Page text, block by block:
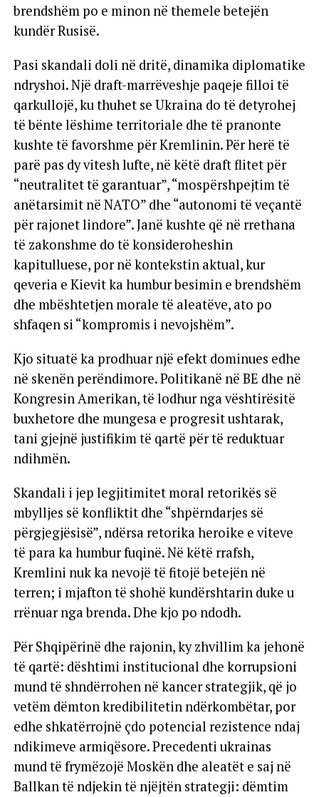
brendshëm po e minon në themele betejën
kundër Rusisë.
Pasi skandali doli në dritë, dinamika diplomatike
ndryshoi. Një draft-marrëveshje paqeje filloi të
qarkullojë, ku thuhet se Ukraina do të detyrohej
të bënte lëshime territoriale dhe të pranonte
kushte të favorshme për Kremlinin. Për herë të
parë pas dy vitesh lufte, në këtë draft flitet për
“neutralitet të garantuar”, “mospërshpejtim të
anëtarsimit në NATO” dhe “autonomi të veçantë
për rajonet lindore”. Janë kushte që në rrethana
të zakonshme do të konsideroheshin
kapitulluese, por në kontekstin aktual, kur
qeveria e Kievit ka humbur besimin e brendshëm
dhe mbështetjen morale të aleatëve, ato po
shfaqen si “kompromis i nevojshëm”.
Kjo situatë ka prodhuar një efekt dominues edhe
në skenën perëndimore. Politikanë në BE dhe në
Kongresin Amerikan, të lodhur nga vështirësitë
buxhetore dhe mungesa e progresit ushtarak,
tani gjejnë justifikim të qartë për të reduktuar
ndihmën.
Skandali i jep legjitimitet moral retorikës së
mbylljes së konfliktit dhe “shpërndarjes së
përgjegjësisë”, ndërsa retorika heroike e viteve
të para ka humbur fuqinë. Në këtë rrafsh,
Kremlini nuk ka nevojë të fitojë betejën në
terren; i mjafton të shohë kundërshtarin duke u
rrënuar nga brenda. Dhe kjo po ndodh.
Për Shqipërinë dhe rajonin, ky zhvillim ka jehonë
të qartë: dështimi institucional dhe korrupsioni
mund të shndërrohen në kancer strategjik, që jo
vetëm dëmton kredibilitetin ndërkombëtar, por
edhe shkatërrojnë çdo potencial rezistence ndaj
ndikimeve armiqësore. Precedenti ukrainas
mund të frymëzojë Moskën dhe aleatët e saj në
Ballkan të ndjekin të njëjtën strategji: dëmtim